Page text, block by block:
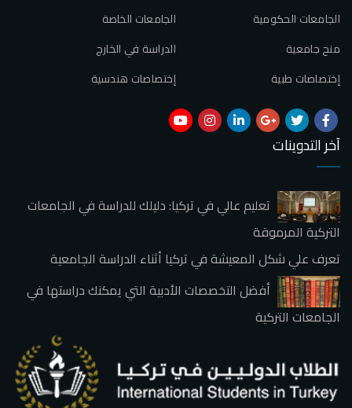
الجامعات الخاصة
الجامعات الحكومية
الدراسة في الخارج
منح جامعية
إختصاصات هندسية
إختصاصات طبية
آخر التدوينات
تعليم عالي في تركيا: دليلك للدراسة في الجامعات
التركية المرموقة
تعرف علي شكل المعيشة في تركيا أثناء الدراسة الجامعية
أفضل التخصصات الأدبية التي يمكنك دراستها في
الجامعات التركية